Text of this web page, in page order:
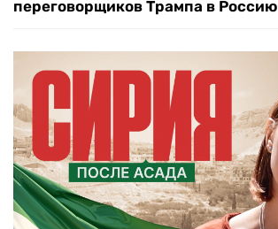
переговорщиков Трампа в Россию